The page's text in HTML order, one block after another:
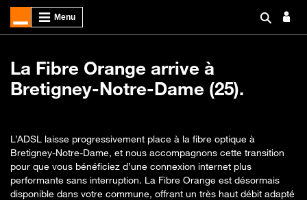
La Fibre Orange arrive à
Bretigney-Notre-Dame (25).
L’ADSL laisse progressivement place à la fibre optique à
Bretigney-Notre-Dame, et nous accompagnons cette transition
pour que vous bénéficiez d’une connexion internet plus
performante sans interruption. La Fibre Orange est désormais
disponible dans votre commune, offrant un très haut débit adapté